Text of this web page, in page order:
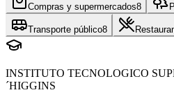
Compras y supermercados8
Transporte público8
INSTITUTO TECNOLOGICO
´HIGGINS